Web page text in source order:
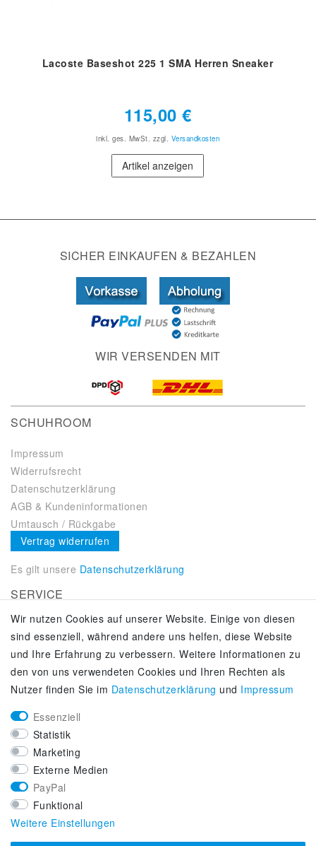
Lacoste Baseshot 225 1 SMA Herren Sneaker
115,00 €
inkl. ges. MwSt. zzgl. Versandkosten
Artikel anzeigen
SICHER EINKAUFEN & BEZAHLEN
WIR VERSENDEN MIT
SCHUHROOM
Impressum
Widerrufsrecht
Datenschutzerklärung
AGB & Kundeninformationen
Umtausch / Rückgabe
Vertrag widerrufen
Es gilt unsere Datenschutzerklärung
SERVICE
Kontakt
Zahlung & Versand
Über uns
Selbstabholung
Adiletten online kaufen
KUNDENSERVICE
Lifestyle & Fashion Sneaker Fachhandel
Top-Sneaker Modelle ausgewählter Marken
Kostenloser Versand ab 40 € deutschlandweit
Kostenloser Rückversand deutschlandweit
Versandfertig innerhalb 24h
Zahlung auf Rechnung (via PayPalPlus)
Wir nutzen Cookies auf unserer Website. Einige von diesen
sind essenziell, während andere uns helfen, diese Website
und Ihre Erfahrung zu verbessern. Weitere Informationen zu
den von uns verwendeten Cookies und Ihren Rechten als
Nutzer finden Sie im Daten­schutz­erklärung und Impressum
Essenziell
Statistik
Marketing
Externe Medien
PayPal
Funktional
Weitere Einstellungen